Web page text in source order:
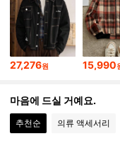
4.82 49K
4.82 49K
27,276원 15,990
마음에 드실 거예요.
추천순 의류 액세서리